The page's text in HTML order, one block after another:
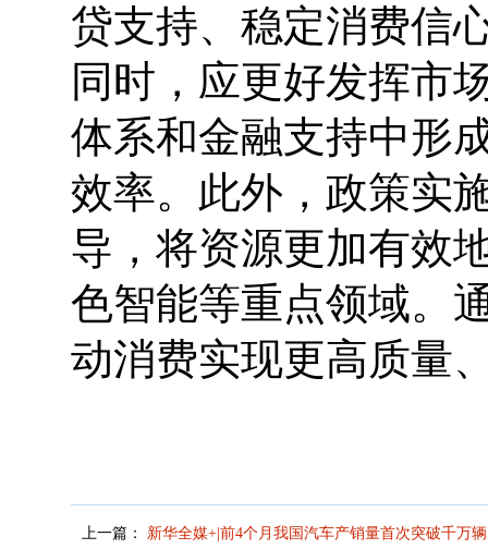
贷支持、稳定消费信
同时，应更好发挥市
体系和金融支持中形
效率。此外，政策实
导，将资源更加有效
色智能等重点领域。
动消费实现更高质量
上一篇： 新华全媒+|前4个月我国汽车产销量首次突破千万辆